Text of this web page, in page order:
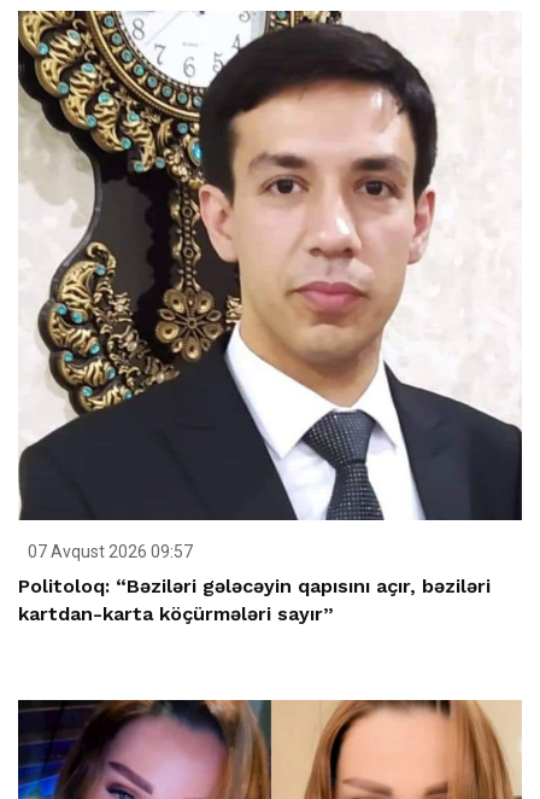
07 Avqust 2026 09:57
Politoloq: “Bəziləri gələcəyin qapısını açır, bəziləri
kartdan-karta köçürmələri sayır”